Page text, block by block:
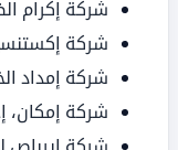
شركة إكرام
شركة
شركة إمداد
شركة إمكان،